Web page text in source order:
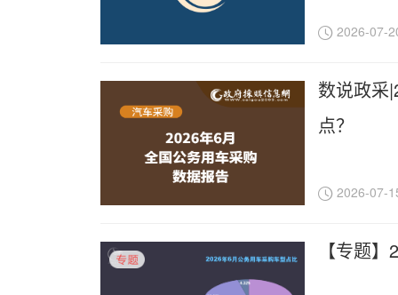
2026-07-
数说政采
点？
2026-07-
【专题